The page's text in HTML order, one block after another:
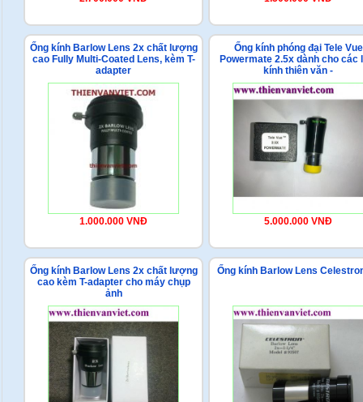
Ống kính Barlow Lens 2x chất lượng
cao Fully Multi-Coated Lens, kèm T-
adapter
1.000.000 VNĐ
Ống kính phóng đại Tele Vue
Powermate 2.5x dành cho các
kính thiên văn -
5.000.000 VNĐ
Ống kính Barlow Lens 2x chất lượng
cao kèm T-adapter cho máy chụp
ảnh
Ống kính Barlow Lens